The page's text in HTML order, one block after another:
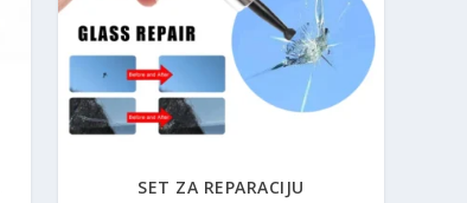
SET ZA REPARACIJU